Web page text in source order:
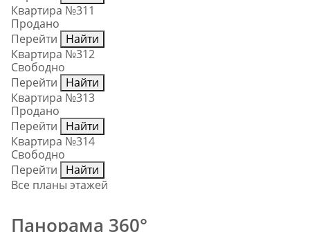
Квартира №311
Продано
Перейти
Найти
Квартира №312
Свободно
Перейти
Найти
Квартира №313
Продано
Перейти
Найти
Квартира №314
Свободно
Перейти
Найти
Все планы этажей
Панорама 360°